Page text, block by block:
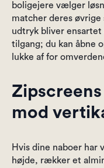
boligejere vælger
matcher deres
udtryk bliver ensartet
tilgang; du kan åbne
lukke af for
mod
Hvis dine naboer har
højde, rækker et